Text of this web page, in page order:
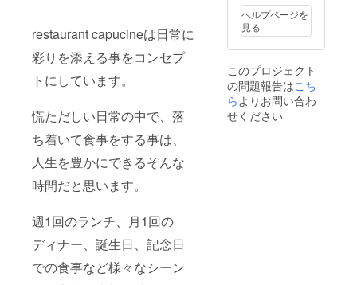
restaurant capucineは日常に
彩りを添える事をコンセプ
トにしています。
慌ただしい日常の中で、落
ち着いて食事をする事は、
人生を豊かにできるそんな
時間だと思います。
週1回のランチ、月1回の
ディナー、誕生日、記念日
での食事など様々なシーン
願いい
たしま
す。 ・
ご提供
ニュー
は当日
の仕入
れ状況
によっ
る際は
人数分
のご購
たしま
す。 ・
キャン
セルは2
日前ま
ヘルプページを
見る
このプロジェクト
の問題報告はこち
らよりお問い合わ
せください